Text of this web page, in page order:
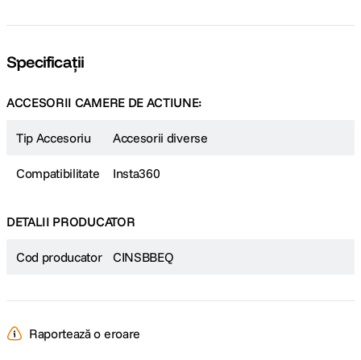
Specificații
ACCESORII CAMERE DE ACTIUNE:
Tip Accesoriu Accesorii diverse
Compatibilitate Insta360
DETALII PRODUCATOR
Cod producator CINSBBEQ
Raportează o eroare